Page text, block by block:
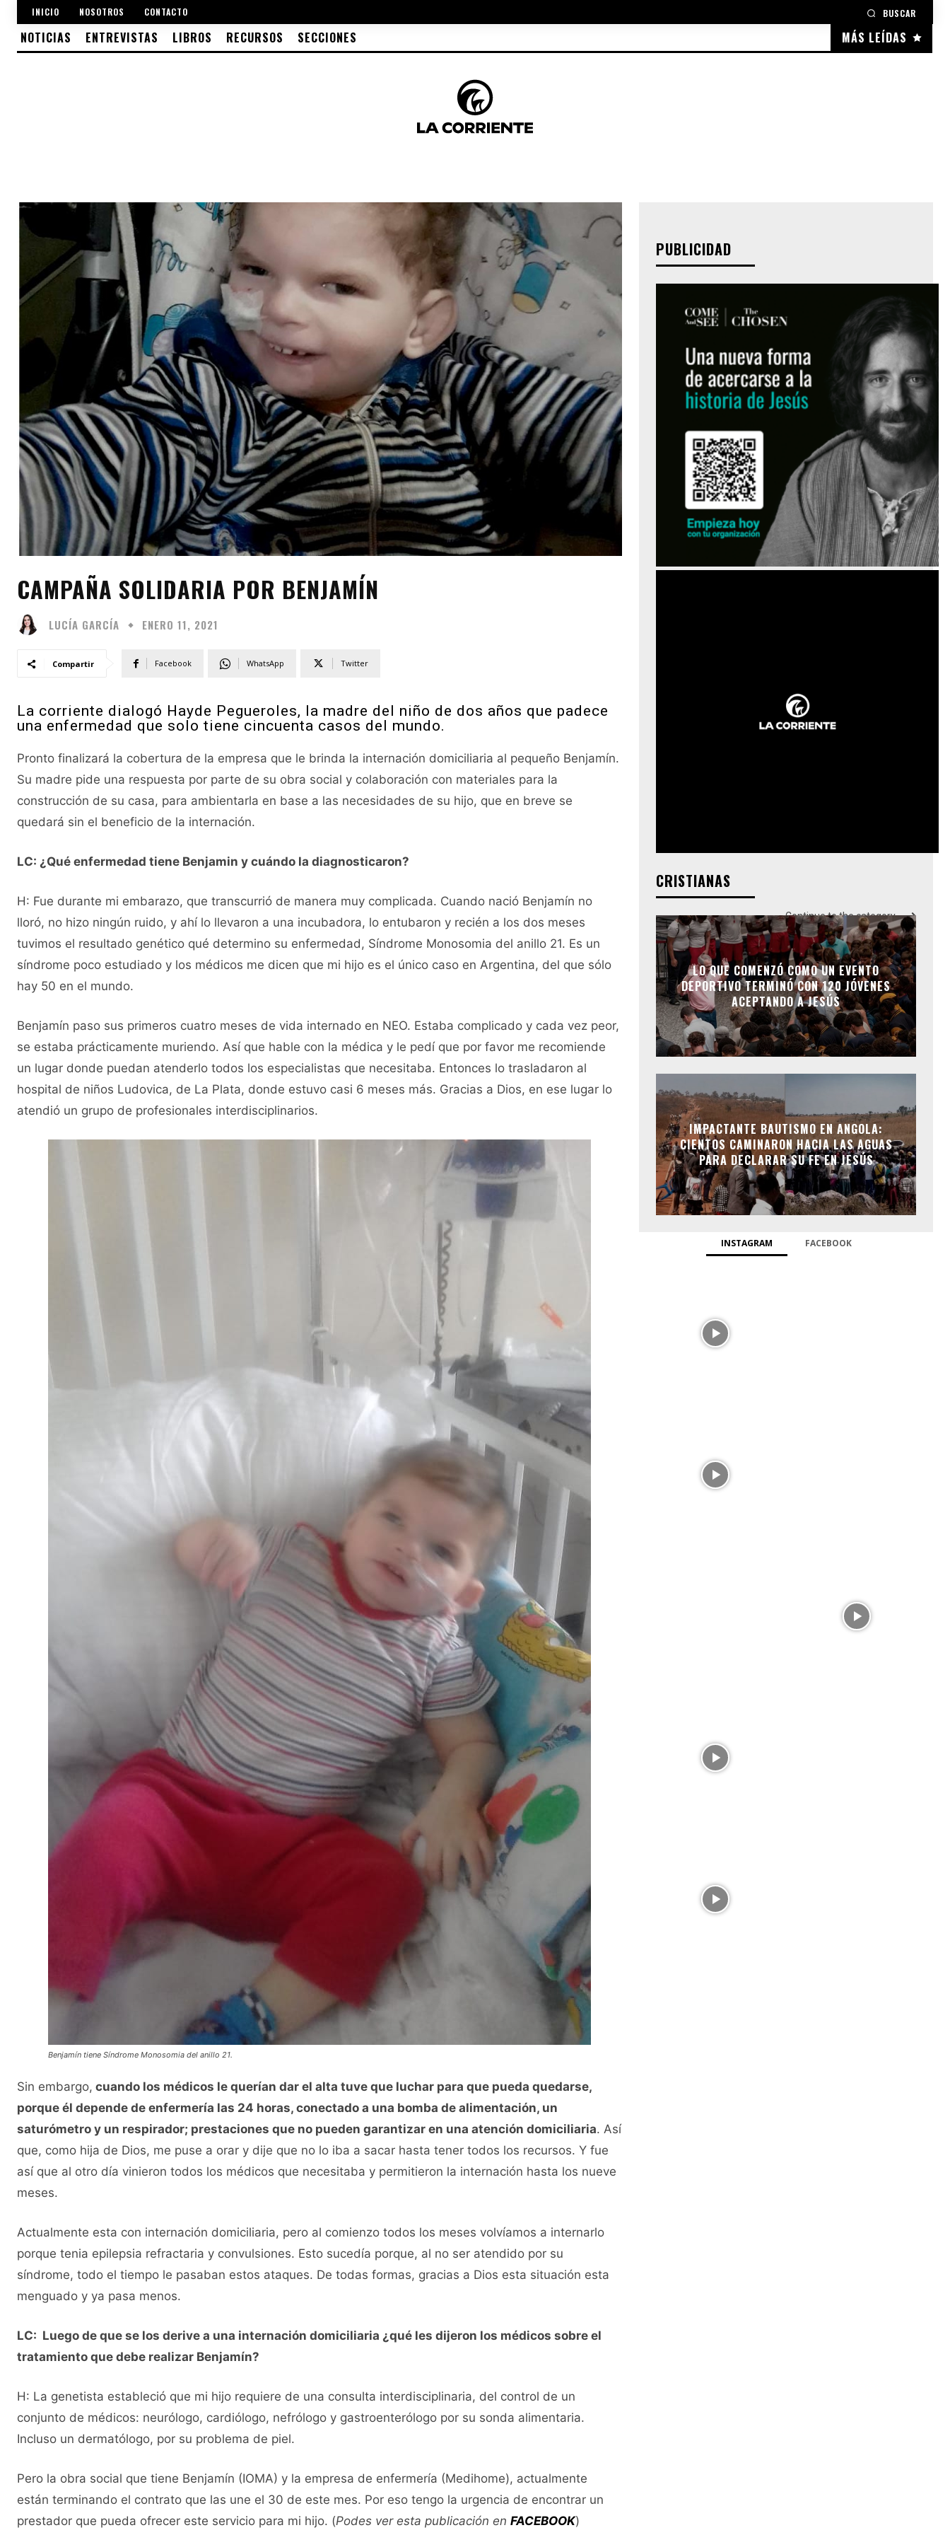
INICIO NOSOTROS CONTACTO BUSCAR
MÁS LEÍDAS
NOTICIAS ENTREVISTAS LIBROS RECURSOS SECCIONES
CAMPAÑA SOLIDARIA POR BENJAMÍN
LUCÍA GARCÍA ENERO 11, 2021
Compartir Facebook Twitter
WhatsApp
La corriente dialogó Hayde Pegueroles, la madre del niño de dos años que padece
una enfermedad que solo tiene cincuenta casos del mundo.
Pronto finalizará la cobertura de la empresa que le brinda la internación domiciliaria al pequeño Benjamín.
Su madre pide una respuesta por parte de su obra social y colaboración con materiales para la
construcción de su casa, para ambientarla en base a las necesidades de su hijo, que en breve se
quedará sin el beneficio de la internación.
LC: ¿Qué enfermedad tiene Benjamin y cuándo la diagnosticaron?
H: Fue durante mi embarazo, que transcurrió de manera muy complicada. Cuando nació Benjamín no
lloró, no hizo ningún ruido, y ahí lo llevaron a una incubadora, lo entubaron y recién a los dos meses
tuvimos el resultado genético qué determino su enfermedad, Síndrome Monosomia del anillo 21. Es un
síndrome poco estudiado y los médicos me dicen que mi hijo es el único caso en Argentina, del que sólo
hay 50 en el mundo.
Benjamín paso sus primeros cuatro meses de vida internado en NEO. Estaba complicado y cada vez peor,
se estaba prácticamente muriendo. Así que hable con la médica y le pedí que por favor me recomiende
un lugar donde puedan atenderlo todos los especialistas que necesitaba. Entonces lo trasladaron al
hospital de niños Ludovica, de La Plata, donde estuvo casi 6 meses más. Gracias a Dios, en ese lugar lo
atendió un grupo de profesionales interdisciplinarios.
Benjamín tiene Síndrome Monosomia del anillo 21.
Sin embargo, cuando los médicos le querían dar el alta tuve que luchar para que pueda quedarse,
porque él depende de enfermería las 24 horas, conectado a una bomba de alimentación, un
saturómetro y un respirador; prestaciones que no pueden garantizar en una atención domiciliaria. Así
que, como hija de Dios, me puse a orar y dije que no lo iba a sacar hasta tener todos los recursos. Y fue
así que al otro día vinieron todos los médicos que necesitaba y permitieron la internación hasta los nueve
meses.
Actualmente esta con internación domiciliaria, pero al comienzo todos los meses volvíamos a internarlo
porque tenia epilepsia refractaria y convulsiones. Esto sucedía porque, al no ser atendido por su
síndrome, todo el tiempo le pasaban estos ataques. De todas formas, gracias a Dios esta situación esta
menguado y ya pasa menos.
LC: Luego de que se los derive a una internación domiciliaria ¿qué les dijeron los médicos sobre el
tratamiento que debe realizar Benjamín?
H: La genetista estableció que mi hijo requiere de una consulta interdisciplinaria, del control de un
conjunto de médicos: neurólogo, cardiólogo, nefrólogo y gastroenterólogo por su sonda alimentaria.
Incluso un dermatólogo, por su problema de piel.
Pero la obra social que tiene Benjamín (IOMA) y la empresa de enfermería (Medihome), actualmente
están terminando el contrato que las une el 30 de este mes. Por eso tengo la urgencia de encontrar un
prestador que pueda ofrecer este servicio para mi hijo. (Podes ver esta publicación en FACEBOOK)
PUBLICIDAD
CRISTIANAS
Continue to the category
LO QUE COMENZÓ COMO UN EVENTO
DEPORTIVO TERMINÓ CON 120 JÓVENES
ACEPTANDO A JESÚS
IMPACTANTE BAUTISMO EN ANGOLA:
CIENTOS CAMINARON HACIA LAS AGUAS
PARA DECLARAR SU FE EN JESÚS
INSTAGRAM FACEBOOK